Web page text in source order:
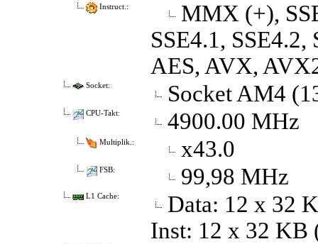
Instruct.:
MMX (+),
SSE4.1,
AES, AVX,
Socket: Socket AM4
CPU-Takt: 4900.00 MHz
Multiplik.: x43.0
FSB: 99,98 MHz
L1 Cache:
Data: 12 x 32
Inst: 12 x 32 KB